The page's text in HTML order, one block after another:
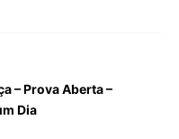
– Prova Aberta –
Dia